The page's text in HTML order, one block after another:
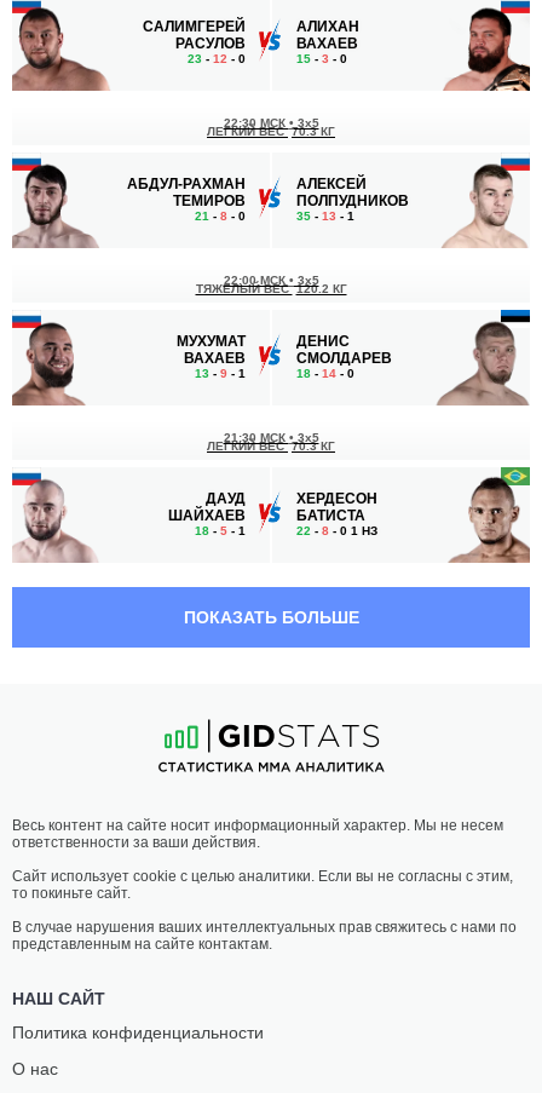
САЛИМГЕРЕЙ
РАСУЛОВ
23 - 12 - 0
АЛИХАН
ВАХАЕВ
15 - 3 - 0
АБДУЛ-РАХМАН
ТЕМИРОВ
21 - 8 - 0
22:30 МСК • 3x5
ЛЕГКИЙ ВЕС 70.3 КГ
АЛЕКСЕЙ
ПОЛПУДНИКОВ
35 - 13 - 1
МУХУМАТ
ВАХАЕВ
13 - 9 - 1
22:00 МСК • 3x5
ТЯЖЕЛЫЙ ВЕС 120.2 КГ
ДЕНИС
СМОЛДАРЕВ
18 - 14 - 0
ДАУД
ШАЙХАЕВ
18 - 5 - 1
21:30 МСК • 3x5
ЛЕГКИЙ ВЕС 70.3 КГ
ХЕРДЕСОН
БАТИСТА
22 - 8 - 0 1 НЗ
КИШЕВ
19-8- 1
20:25 МСК•
ЛЕГКИЙ ВЕС 70.3 КГ
ФРЕЙТАС
ПОКАЗАТЬ БОЛЬШЕ
Весь контент на сайте носит информационный характер. Мы не несем
ответственности за ваши действия.
Сайт использует cookie с целью аналитики. Если вы не согласны с этим,
то покиньте сайт.
В случае нарушения ваших интеллектуальных прав свяжитесь с нами по
представленным на сайте контактам.
НАШ САЙТ
Политика конфиденциальности
О нас